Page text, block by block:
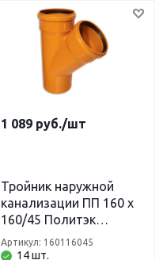
1 089 руб./шт
Тройник наружной
канализации ПП 160 х
160/45 Политэк
(рыжий)
14 шт.
Артикул: 160116045